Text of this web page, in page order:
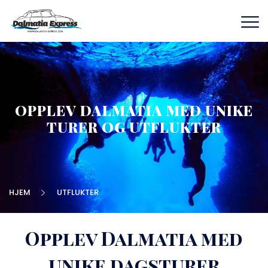
OPPLEV DALMATIA MED UNIKE
TURER OG UTFLUKTER
HJEM UTFLUKTER
Opplev Dalmatia med